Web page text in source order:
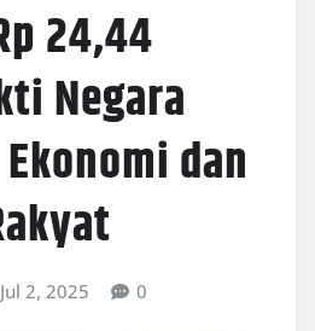
24,44
Negara
dan
Jul 2, 2025 0